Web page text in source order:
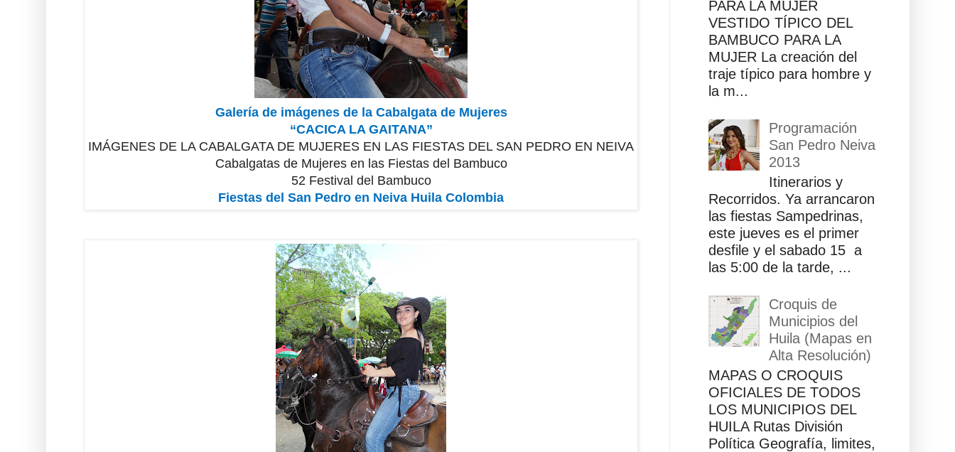
Galería de imágenes de la Cabalgata de Mujeres
“CACICA LA GAITANA”
IMÁGENES DE LA CABALGATA DE MUJERES EN LAS FIESTAS DEL SAN PEDRO EN NEIVA
Cabalgatas de Mujeres en las Fiestas del Bambuco
52 Festival del Bambuco
Fiestas del San Pedro en Neiva Huila Colombia
PARA LA MUJER
VESTIDO TÍPICO DEL
BAMBUCO PARA LA
MUJER La creación del
traje típico para hombre y
la m...
Programación
San Pedro Neiva
2013
Itinerarios y
Recorridos. Ya arrancaron
las fiestas Sampedrinas,
este jueves es el primer
desfile y el sabado 15 a
las 5:00 de la tarde, ...
Croquis de
Municipios del
Huila (Mapas en
Alta Resolución)
MAPAS O CROQUIS
OFICIALES DE TODOS
LOS MUNICIPIOS DEL
HUILA Rutas División
Política Geografía, limites,